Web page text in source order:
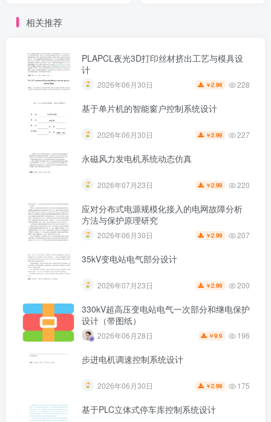
相关推荐
PLAPCL夜光3D打印丝材挤出工艺与模具设
计
2026年06月30日 ￥2.99 228
基于单片机的智能窗户控制系统设计
2026年06月30日 ￥2.99 227
永磁风力发电机系统动态仿真
2026年07月23日 ￥2.99 220
应对分布式电源规模化接入的电网故障分析
方法与保护原理研究
2026年06月30日 ￥2.99 207
35kV变电站电气部分设计
2026年07月23日 ￥2.99 200
330kV超高压变电站电气一次部分和继电保护
设计（带图纸）
2026年06月28日 ￥9.9 196
步进电机调速控制系统设计
2026年06月30日 ￥2.99 175
基于PLC立体式停车库控制系统设计